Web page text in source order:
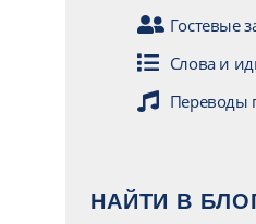
Гостевые
Слова и
Переводы
НАЙТИ В